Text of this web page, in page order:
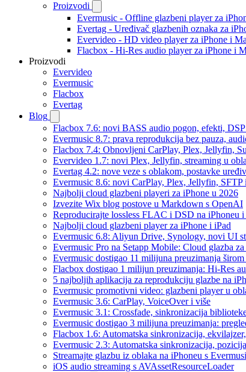
Proizvodi
Evermusic - Offline glazbeni player za
Evertag - Uređivač glazbenih oznaka za
Evervideo - HD video player za iPhone i
Flacbox - Hi-Res audio player za iPhone i
Proizvodi
Evervideo
Evermusic
Flacbox
Evertag
Blog
Flacbox 7.6: novi BASS audio pogon, efekti,
Evermusic 8.7: prava reprodukcija bez pauza,
Flacbox 7.4: Obnovljeni CarPlay, Plex, Jellyfin,
Evervideo 1.7: novi Plex, Jellyfin, streaming u
Evertag 4.2: nove veze s oblakom, postavke
Evermusic 8.6: novi CarPlay, Plex, Jellyfin, SFTP
Najbolji cloud glazbeni playeri za iPhone u 2026
Izvezite Wix blog postove u Markdown s OpenAI
Reproducirajte lossless FLAC i DSD na iPhoneu
Najbolji cloud glazbeni player za iPhone i iPad
Evermusic 6.8: Aliyun Drive, Synology, novi UI
Evermusic Pro na Setapp Mobile: Cloud glazba
Evermusic dostigao 11 milijuna preuzimanja širom
Flacbox dostigao 1 milijun preuzimanja: Hi-Res
5 najboljih aplikacija za reprodukciju glazbe na
Evermusic promotivni video: glazbeni player u
Evermusic 3.6: CarPlay, VoiceOver i više
Evermusic 3.1: Crossfade, sinkronizacija
Evermusic dostigao 3 milijuna preuzimanja:
Flacbox 1.6: Automatska sinkronizacija,
Evermusic 2.3: Automatska sinkronizacija,
Streamajte glazbu iz oblaka na iPhoneu s
iOS audio streaming s AVAssetResourceLoader